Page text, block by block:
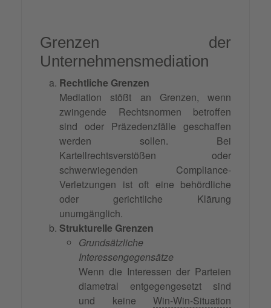
Grenzen der
Unternehmensmediation
Rechtliche Grenzen
Mediation stößt an Grenzen, wenn
zwingende Rechtsnormen betroffen
sind oder Präzedenzfälle geschaffen
werden sollen. Bei
Kartellrechtsverstößen oder
schwerwiegenden Compliance-
Verletzungen ist oft eine behördliche
oder gerichtliche Klärung
unumgänglich.
Strukturelle Grenzen
Grundsätzliche
Interessengegensätze
Wenn die Interessen der Parteien
diametral entgegengesetzt sind
und keine Win-Win-Situation